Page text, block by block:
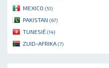
MEXICO (51)
PAKISTAN (67)
TUNESIË (14)
ZUID-AFRIKA (7)